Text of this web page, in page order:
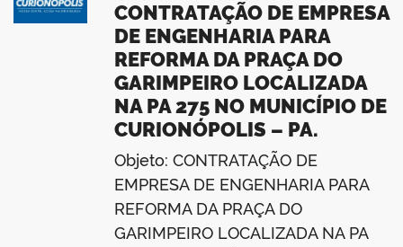
CONTRATAÇÃO DE EMPRESA
DE ENGENHARIA PARA
REFORMA DA PRAÇA DO
GARIMPEIRO LOCALIZADA
NA PA 275 NO MUNICÍPIO DE
CURIONÓPOLIS – PA.
Objeto: CONTRATAÇÃO DE
EMPRESA DE ENGENHARIA PARA
REFORMA DA PRAÇA DO
GARIMPEIRO LOCALIZADA NA PA